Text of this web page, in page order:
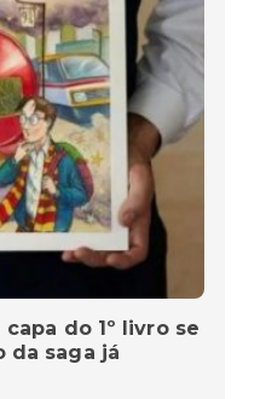
do 1º livro se
da saga já